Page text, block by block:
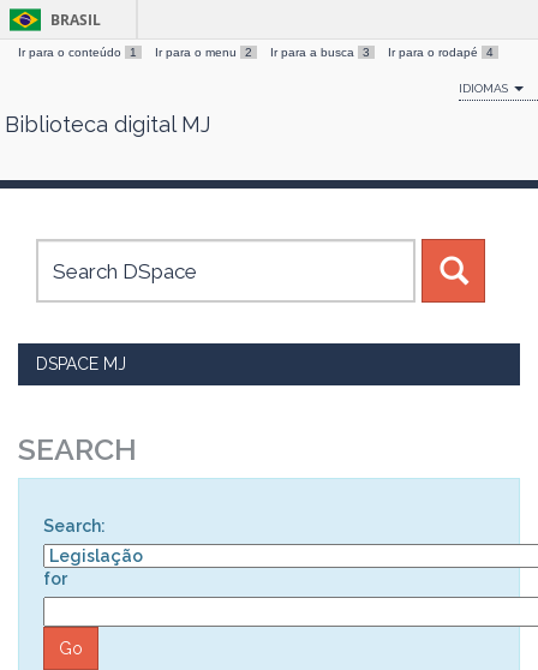
Skip
BRASIL
Ir para o conteúdo 1 Ir para o menu 2 Ir para a busca 3 Ir para o rodapé 4
IDIOMAS
Biblioteca digital MJ
DSPACE MJ
SEARCH
Search:
for